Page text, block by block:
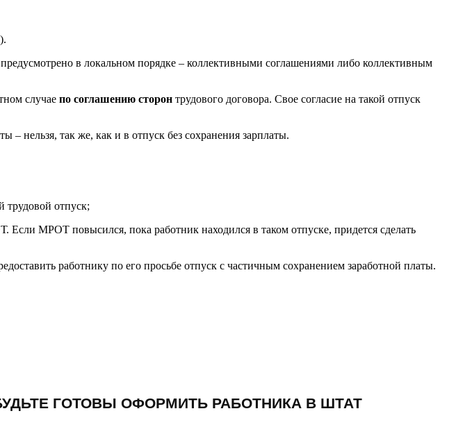
в локальном порядке – коллективными соглашениями либо коллективным
случае по соглашению сторон трудового договора. Свое согласие на такой отпуск
– нельзя, так же, как и в отпуск без сохранения зарплаты.
отпуск;
МРОТ повысился, пока работник находился в таком отпуске, придется сделать
работнику по его просьбе отпуск с частичным сохранением заработной платы.
ГОТОВЫ ОФОРМИТЬ РАБОТНИКА В ШТАТ